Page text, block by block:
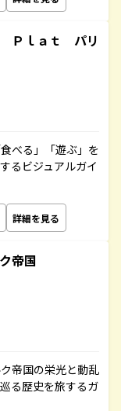
Ｐｌａｔ パリ
べる」「遊ぶ」を
るビジュアルガイ
詳細を見る
帝国
帝国の栄光と動乱
る歴史を旅するガ